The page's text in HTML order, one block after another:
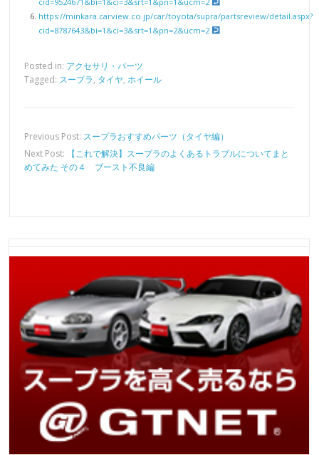
https://minkara.carview.co.jp/car/toyota/supra/partsreview/detail.aspx?
cid=8787643&bi=1&ci=3&srt=1&pn=2&ucm=2
Posted in: アクセサリ・パーツ
Tagged: スープラ, タイヤ,ホイール
Previous Post: スープラおすすめパーツ（タイヤ編）
Next Post:
【これで解決】スープラのよくあるトラブルについてまと
めてみた その４ ブースト不良編